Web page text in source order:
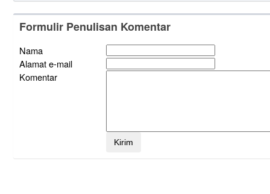
Formulir Penulisan Komentar
Nama
Alamat e-mail
Komentar